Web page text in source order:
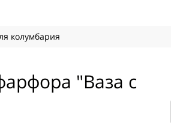
колумбария
"Ваза с